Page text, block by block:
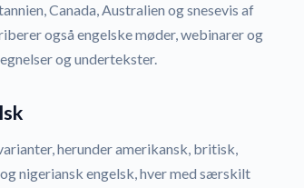
Canada, Australien og snesevis af
også engelske møder, webinarer og
og undertekster.
herunder amerikansk, britisk,
nigeriansk engelsk, hver med særskilt